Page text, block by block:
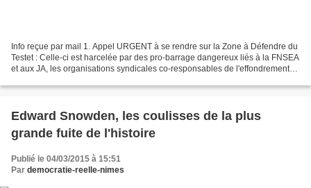
Info reçue par mail 1. Appel URGENT à se rendre sur la Zone à Défendre du
Testet : Celle-ci est harcelée par des pro-barrage dangereux liés à la FNSEA
et aux JA, les organisations syndicales co-responsables de l'effondrement
Edward Snowden, les coulisses de la plus
grande fuite de l'histoire
Publié le 04/03/2015 à 15:51
Par democratie-reelle-nimes